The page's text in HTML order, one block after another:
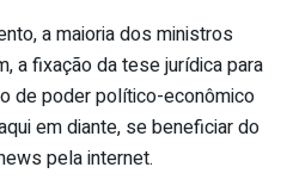
a maioria dos ministros
a fixação da tese jurídica para
de poder político-econômico
em diante, se beneficiar do
pela internet.